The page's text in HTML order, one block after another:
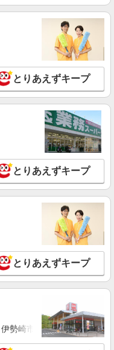
京都台東区小島2-8-7
詳細を見る
京都台東区小島2-8-7
詳細を見る
給1,235円以上 日曜・祝日は時給+100円
京都台東区小島2-8-7
詳細を見る
とりあえずキープ
とりあえずキープ
とりあえずキープ
勢崎市・太田市・館林市